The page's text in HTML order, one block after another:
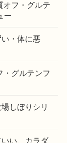
オフ・グルテ
ー
・体に悪
・グルテンフ
しぼりシリ
い、カラダ